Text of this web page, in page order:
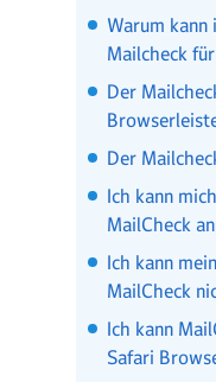
Warum
Mailcheck
Der
Der
Ich kann
MailCheck
Ich kann
MailCheck
Ich kann
Safari